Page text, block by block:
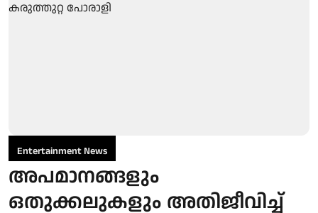
Entertainment News
അപമാനങ്ങളും
ഒതുക്കലുകളും അതിജീവിച്ച്